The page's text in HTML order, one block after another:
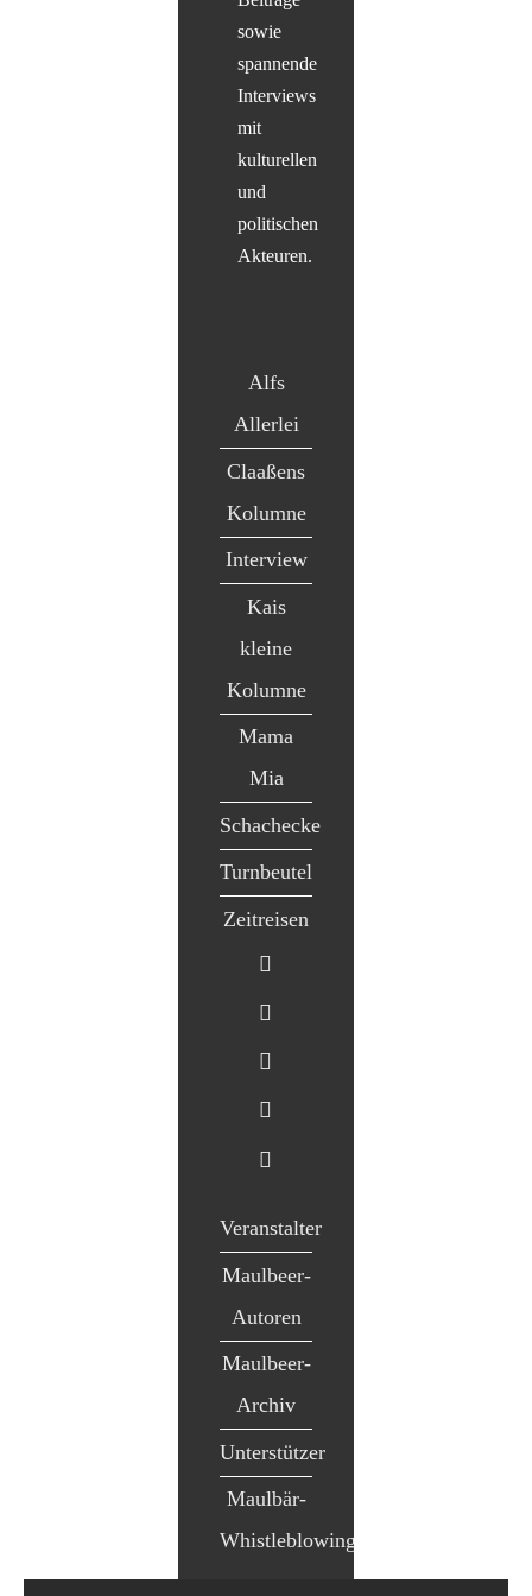
sowie
spannende
Interviews
mit
kulturellen
und
politischen
Akteuren.
Alfs
Allerlei
Claaßens
Kolumne
Interview
Kais
kleine
Kolumne
Mama
Mia
Schachecke
Turnbeutel
Zeitreisen
Veranstalter
Maulbeer-
Autoren
Maulbeer-
Archiv
Unterstützer
Maulbär-
Whistleblowing